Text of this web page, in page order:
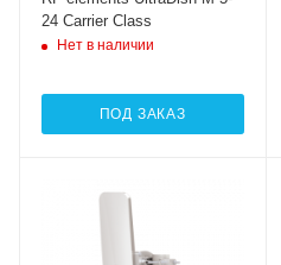
24 Carrier Class
Нет в наличии
ПОД ЗАКАЗ